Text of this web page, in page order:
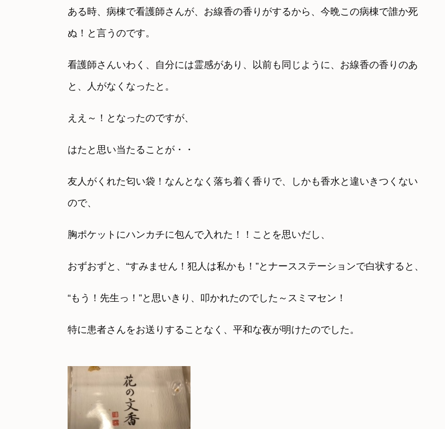
ある時、病棟で看護師さんが、お線香の香りがするから、今晩この病棟で誰か死
ぬ！と言うのです。
看護師さんいわく、自分には霊感があり、以前も同じように、お線香の香りのあ
と、人がなくなったと。
ええ～！となったのですが、
はたと思い当たることが・・
友人がくれた匂い袋！なんとなく落ち着く香りで、しかも香水と違いきつくない
ので、
胸ポケットにハンカチに包んで入れた！！ことを思いだし、
おずおずと、“すみません！犯人は私かも！”とナースステーションで白状すると、
“もう！先生っ！”と思いきり、叩かれたのでした～スミマセン！
特に患者さんをお送りすることなく、平和な夜が明けたのでした。